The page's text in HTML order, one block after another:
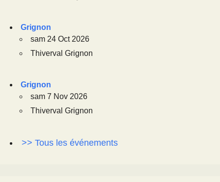
Grignon
sam 24 Oct 2026
Thiverval Grignon
Grignon
sam 7 Nov 2026
Thiverval Grignon
>> Tous les événements